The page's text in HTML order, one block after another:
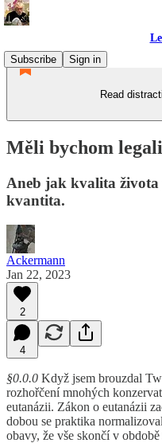
Subscribe
Sign in
Read
Měli bychom
Aneb jak kvalita života
kvantita.
Ackermann
Jan 22, 2023
2
4
§0.0.0 Když jsem brouzdal
rozhořčení mnohých
eutanázii. Zákon o eutanázii
dobou se praktika
obavy, že vše skončí v